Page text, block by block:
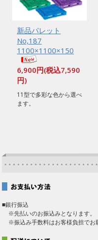
新品パレット
No,187
1100×1100×150
6,900円(税込7,590
円)
11型で多彩な色から選べ
ます。
■銀行振込
※先払いのお振込みとなります。
※振込み手数料はお客様負担でお